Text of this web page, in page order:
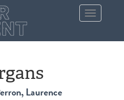
Toggle
navigation
Laurence